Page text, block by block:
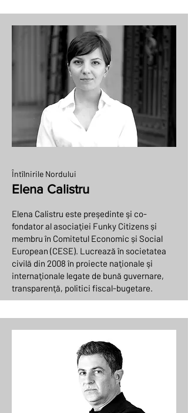
Întîlnirile Nordului
Elena Calistru
Elena Calistru este preşedinte şi co-
fondator al asociaţiei Funky Citizens și
membru în Comitetul Economic și Social
European (CESE). Lucrează în societatea
civilă din 2008 în proiecte naţionale şi
internaţionale legate de bună guvernare,
transparenţă, politici fiscal-bugetare.